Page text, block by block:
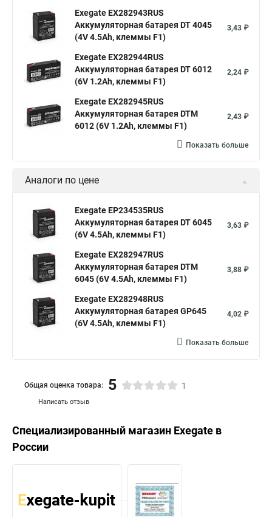
Exegate EX282943RUS
Аккумуляторная батарея DT 4045
(4V 4.5Ah, клеммы F1)
3,43 ₽
Exegate EX282944RUS
Аккумуляторная батарея DT 6012
(6V 1.2Ah, клеммы F1)
2,24 ₽
Exegate EX282945RUS
Аккумуляторная батарея DTM
6012 (6V 1.2Ah, клеммы F1)
2,43 ₽
Показать больше
Аналоги по цене
Exegate EP234535RUS
Аккумуляторная батарея DT 6045
(6V 4.5Ah, клеммы F1)
3,63 ₽
Exegate EX282947RUS
Аккумуляторная батарея DTM
6045 (6V 4.5Ah, клеммы F1)
3,88 ₽
Exegate EX282948RUS
Аккумуляторная батарея GP645
(6V 4.5Ah, клеммы F1)
4,02 ₽
Показать больше
Написать отзыв
Общая оценка товара: 5 1
Специализированный магазин Exegate в
России